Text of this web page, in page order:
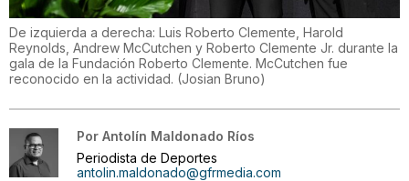
De izquierda a derecha: Luis Roberto Clemente, Harold
Reynolds, Andrew McCutchen y Roberto Clemente Jr. durante la
gala de la Fundación Roberto Clemente. McCutchen fue
reconocido en la actividad. (Josian Bruno)
Por Antolín Maldonado Ríos
Periodista de Deportes
antolin.maldonado@gfrmedia.com